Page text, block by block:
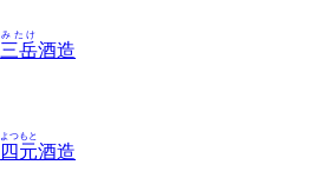
三岳
みたけ
酒造
四元
よつもと
酒造